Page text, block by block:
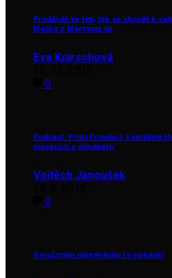
Prodáváš se tím, jak se chováš k
Meško z Martinus.sk
Eva Knirschová
0
Podcast: Proti Proudu s Tomášem
inovacích a mindsetu
Vojtěch Janoušek
0
Doručením objednávky to nekončí